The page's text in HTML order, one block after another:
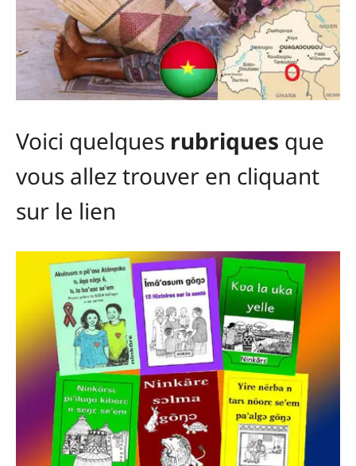
Voici quelques rubriques que
vous allez trouver en cliquant
sur le lien